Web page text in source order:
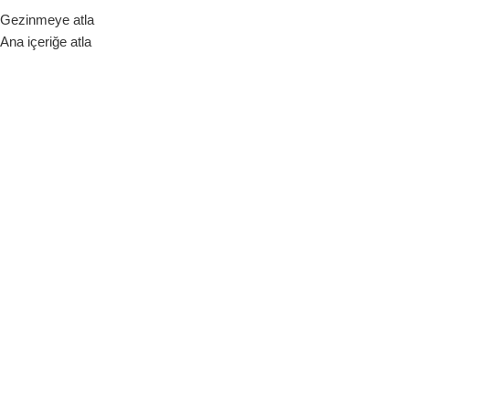
Gezinmeye atla
Ana içeriğe atla